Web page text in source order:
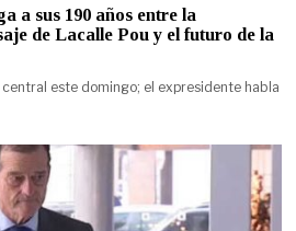
a sus 190 años entre la
de Lacalle Pou y el futuro de la
este domingo; el expresidente habla